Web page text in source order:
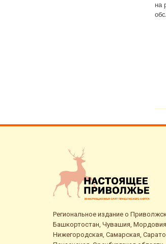
на ряде
Региональное издание о
Башкортостан, Чувашия,
Нижегородская, Самарская,